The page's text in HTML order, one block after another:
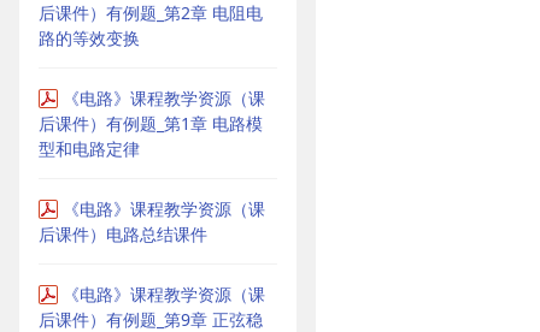
后课件）有例题_第2章 电阻电
路的等效变换
《电路》课程教学资源（课
后课件）有例题_第1章 电路模
型和电路定律
《电路》课程教学资源（课
后课件）电路总结课件
《电路》课程教学资源（课
后课件）有例题_第9章 正弦稳